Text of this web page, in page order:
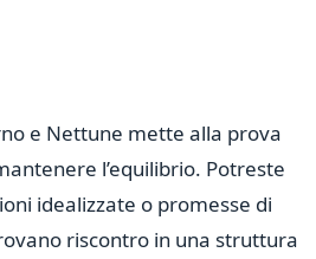
e Nettune mette alla prova
l’equilibrio. Potreste
idealizzate o promesse di
riscontro in una struttura